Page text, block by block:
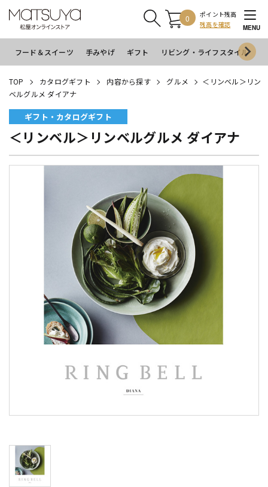
0
ポイント残高
残高を確認
MENU
フード＆スイーツ 手みやげ ギフト リビング・ライフスタイル
TOP カタログギフト 内容から探す グルメ
＜リンベル＞リン
ベルグルメ ダイアナ
ギフト・カタログギフト
＜リンベル＞リンベルグルメ ダイアナ